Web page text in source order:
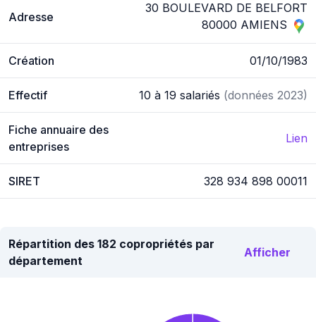
Adresse
30 BOULEVARD DE BELFORT
80000 AMIENS
Création 01/10/1983
Effectif 10 à 19 salariés (données 2023)
Fiche annuaire des
entreprises
Lien
SIRET 328 934 898 00011
Répartition des 182 copropriétés par
département
Afficher